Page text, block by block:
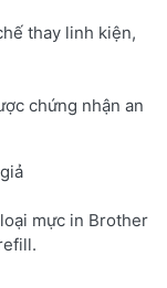
thay linh kiện,
chứng nhận an
mực in Brother